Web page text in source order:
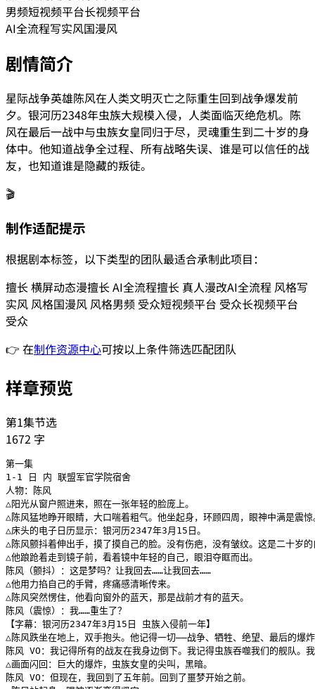
男频短视频平台长视频平台
AI全流程写实风国漫风
剧情简介
星际战争英雄陈风在人类文明灭亡之际重生回到战争爆发前
夕。银河历2348年虫族大规模入侵，人类面临灭绝危机。陈
风在最后一战中与虫族女皇同归于尽，灵魂重生到二十岁的身
体中。他知道战争全过程、所有战略失误、谁是可以信任的战
友，也知道谁是隐藏的叛徒。
🎬
制作适配提示
根据剧本标签，以下类型的团队最适合承制此项目：
擅长横屏动态漫擅长AI全流程擅长 真人漫改AI全流程 风格写
实风 风格国漫风 风格男频 受众短视频平台 受众长视频平台
受众
👉 在制作资源中心可按以上条件筛选匹配团队
样章预览
第1集节选
1672 字
第一集
1-1 日 内 联盟军官学院宿舍
人物：陈风
△阳光从窗户照进来，照在一张年轻的脸庞上。
△陈风猛地睁开眼睛，大口喘着粗气。他坐起身，环顾四周，眼神中满是震惊
△床头的电子日历显示：银河历2347年3月15日。
△陈风颤抖着伸出手，摸了摸自己的脸。没有伤疤，没有皱纹。这是二十岁的
△他踉跄着走到镜子前，看着镜中年轻的自己，眼泪夺眶而出。
陈风（颤抖）：这是梦吗？让我回去……让我回去……
△他用力掐自己的手臂，疼痛感清晰传来。
△陈风突然愣住，他看向窗外的蓝天，那是战前才有的蓝天。
陈风（震惊）：我……重生了？
【字幕：银河历2347年3月15日 虫族入侵前一年】
△陈风跌坐在地上，双手抱头。他记得一切——战争、牺牲、绝望、最后的爆
陈风 VO：我记得所有的战友在我身边倒下。我记得虫族吞噬我们的舰队。
△画面闪回：巨大的爆炸，虫族女皇的尖叫，黑暗。
陈风 VO：但现在，我回到了五年前。回到了噩梦开始之前。